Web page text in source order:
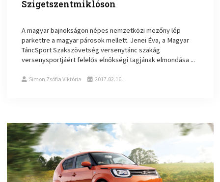
Szigetszentmiklóson
A magyar bajnokságon népes nemzetközi mezőny lép
parkettre a magyar párosok mellett. Jenei Éva, a Magyar
TáncSport Szakszövetség versenytánc szakág
versenysportjáért felelős elnökségi tagjának elmondása ...
Simon Zsófia Viktória 2017.02.16.